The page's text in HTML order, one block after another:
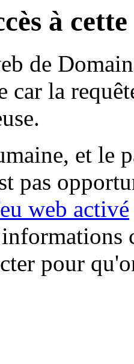
à
de
car la
et le
pas
web activé
pour